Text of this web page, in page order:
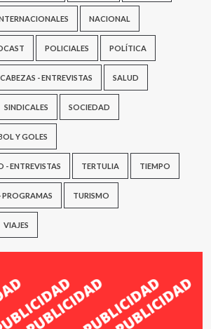
NACIONAL
POLICIALES POLÍTICA
- ENTREVISTAS SALUD
SINDICALES SOCIEDAD
Y GOLES
- ENTREVISTAS TERTULIA TIEMPO
TURISMO
VIAJES